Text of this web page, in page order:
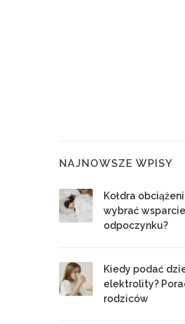
NAJNOWSZE WPISY
Kołdra
wybrać
odpoczynku?
Kiedy podać
elektrolity?
rodziców